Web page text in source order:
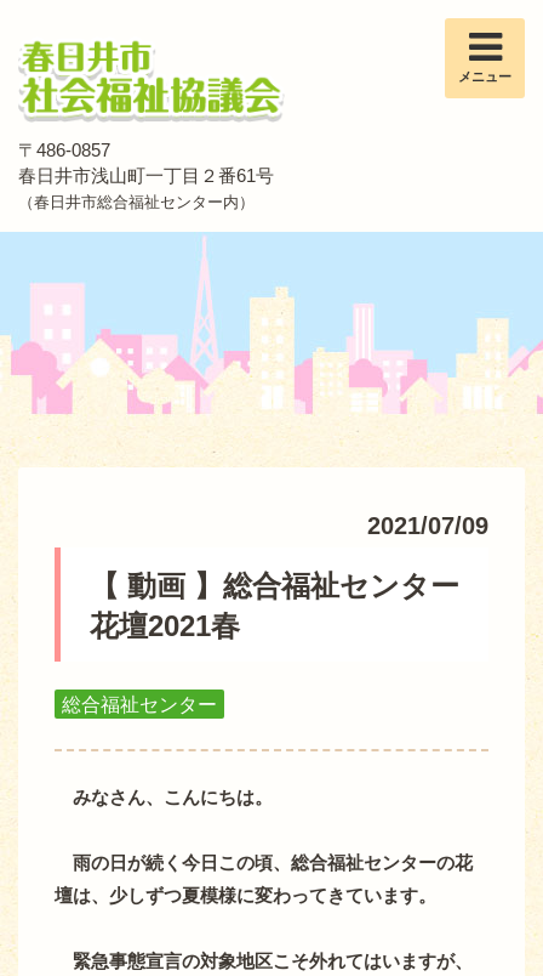
〒486-0857
春日井市浅山町一丁目２番61号
（春日井市総合福祉センター内）
メニュー
2021/07/09
【 動画 】総合福祉センター
花壇2021春
総合福祉センター
みなさん、こんにちは。
雨の日が続く今日この頃、総合福祉センターの花
壇は、少しずつ夏模様に変わってきています。
緊急事態宣言の対象地区こそ外れてはいますが、